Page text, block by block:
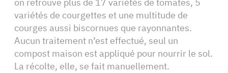
on retrouve plus de 17 variétés de tomates, 5
variétés de courgettes et une multitude de
courges aussi biscornues que rayonnantes.
Aucun traitement n’est effectué, seul un
compost maison est appliqué pour nourrir le sol.
La récolte, elle, se fait manuellement.